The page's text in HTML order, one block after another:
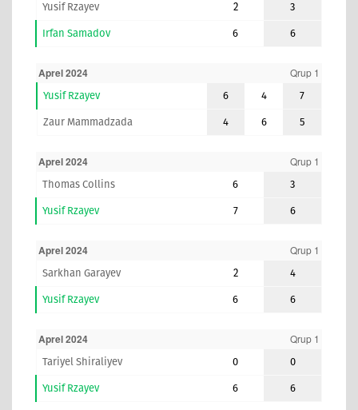
Yusif Rzayev 2 3
Irfan Samadov 6 6
Aprel 2024 Qrup 1
Yusif Rzayev 6 4 7
Zaur Mammadzada 4 6 5
Aprel 2024 Qrup 1
Thomas Collins 6 3
Yusif Rzayev 7 6
Aprel 2024 Qrup 1
Sarkhan Garayev 2 4
Yusif Rzayev 6 6
Aprel 2024 Qrup 1
Tariyel Shiraliyev 0 0
Yusif Rzayev 6 6